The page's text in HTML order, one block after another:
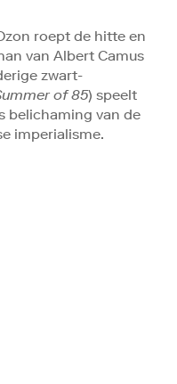
roept de hitte en
van Albert Camus
zwart-
of 85) speelt
belichaming van de
imperialisme.